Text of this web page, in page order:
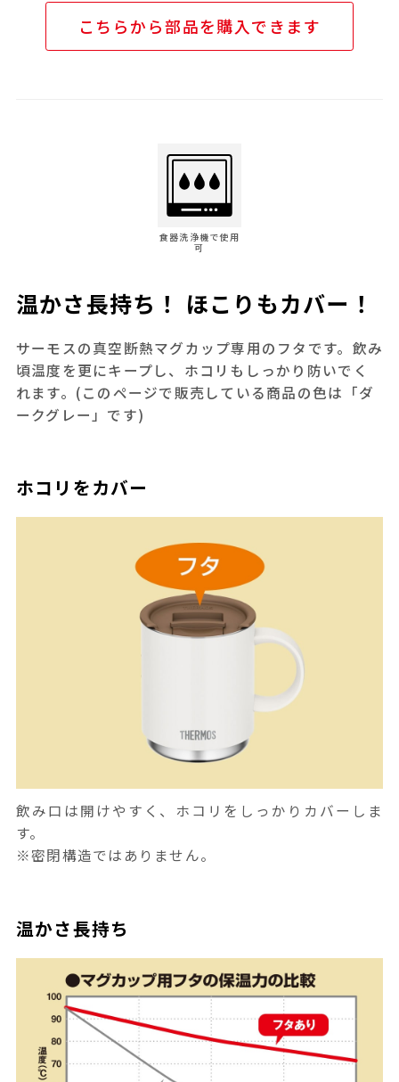
こちらから部品を購入できます
食器洗浄機で使用
可
温かさ長持ち！ ほこりもカバー！
サーモスの真空断熱マグカップ専用のフタです。飲み
頃温度を更にキープし、ホコリもしっかり防いでく
れます。(このページで販売している商品の色は「ダ
ークグレー」です)
ホコリをカバー
飲み口は開けやすく、ホコリをしっかりカバーしま
す。
※密閉構造ではありません。
温かさ長持ち